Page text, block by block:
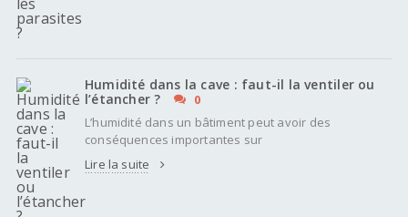
Humidité dans la cave : faut-il la ventiler ou
l’étancher ?
0
L’humidité dans un bâtiment peut avoir des
conséquences importantes sur
Lire la suite